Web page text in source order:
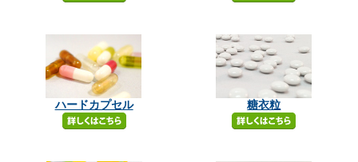
ハードカプセル 糖衣粒